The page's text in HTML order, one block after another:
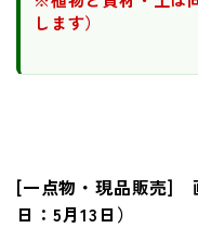
します）
[一点物・現品販売]
日：5月13日）